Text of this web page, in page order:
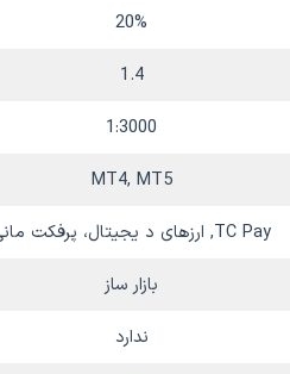
20%
1.4
1:3000
MT4, MT5
TC Pay, ارزهای د یجیتال، پرفکت مانی
بازار ساز
ندارد